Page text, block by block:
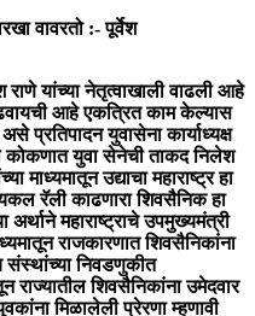
वावरतो :- पूर्वेश
यांच्या नेतृत्वाखाली वाढली आहे
आहे एकत्रित काम केल्यास
प्रतिपादन युवासेना कार्याध्यक्ष
युवा सेनेची ताकद निलेश
माध्यमातून उद्याचा महाराष्ट्र हा
रॅली काढणारा शिवसैनिक हा
महाराष्ट्राचे उपमुख्यमंत्री
राजकारणात शिवसैनिकांना
निवडणुकीत
राज्यातील शिवसैनिकांना उमेदवार
मिळालेली प्रेरणा म्हणावी